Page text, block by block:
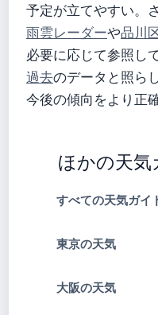
予定が立てやすい。
雨雲レーダーや品川
必要に応じて参照し
過去のデータと照ら
今後の傾向をより正
ほかの天気
すべての天気ガイ
東京の天気
大阪の天気